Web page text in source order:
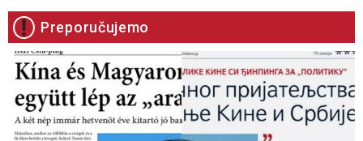
Preporučujemo